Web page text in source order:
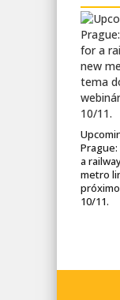
a
metro
10/11.